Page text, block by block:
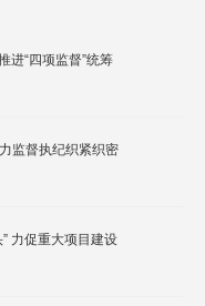
监督执纪织紧织密